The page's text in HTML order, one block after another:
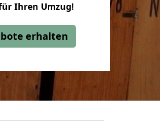
Ihren Umzug!
erhalten